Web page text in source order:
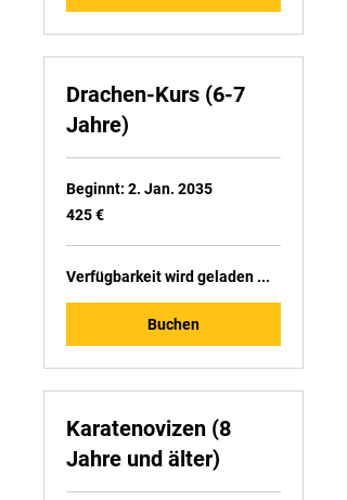
Drachen-Kurs (6-7
Jahre)
Beginnt: 2. Jan. 2035
425
Euro
425 €
Verfügbarkeit wird geladen ...
Buchen
Karatenovizen (8
Jahre und älter)